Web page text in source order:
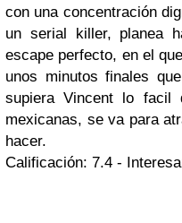
con una concentración
un serial killer, planea
escape perfecto, en el
unos minutos finales
supiera Vincent lo
mexicanas, se va para
hacer.
Calificación: 7.4 -